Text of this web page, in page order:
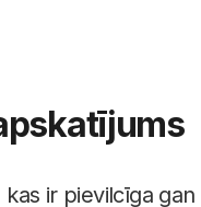
ir pievilcīga gan